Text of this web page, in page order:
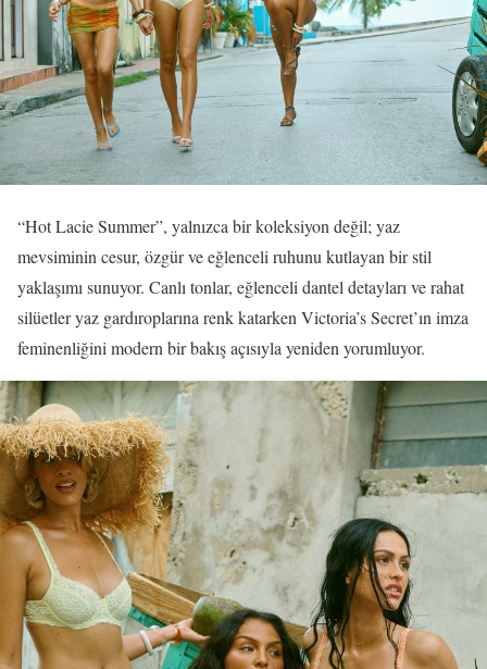
“Hot Lacie Summer”, yalnızca bir koleksiyon değil; yaz
mevsiminin cesur, özgür ve eğlenceli ruhunu kutlayan bir stil
yaklaşımı sunuyor. Canlı tonlar, eğlenceli dantel detayları ve rahat
silüetler yaz gardıroplarına renk katarken Victoria’s Secret’ın imza
feminenliğini modern bir bakış açısıyla yeniden yorumluyor.